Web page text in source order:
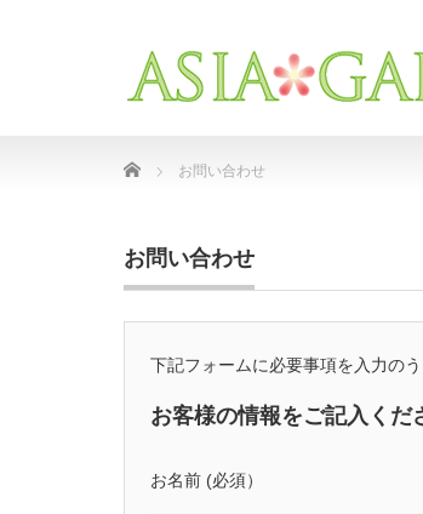
Home お問い合わせ
お問い合わせ
下記フォームに必要事項を入力の
お客様の情報をご記入くだ
お名前 (必須）